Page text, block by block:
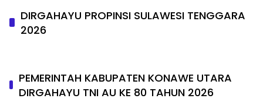
DIRGAHAYU PROPINSI SULAWESI TENGGARA
2026
PEMERINTAH KABUPATEN KONAWE UTARA
DIRGAHAYU TNI AU KE 80 TAHUN 2026